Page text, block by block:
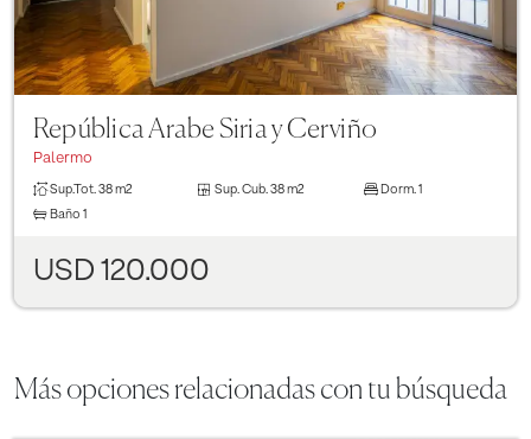
República Arabe Siria y Cerviño
Palermo
Sup.Tot. 38 m2 Sup. Cub. 38 m2 Dorm. 1
Baño 1
USD 120.000
Más opciones relacionadas con tu búsqueda